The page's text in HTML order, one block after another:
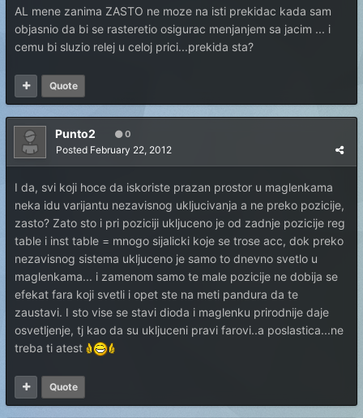
AL mene zanima ZASTO ne moze na isti prekidac kada sam
objasnio da bi se rasteretio osigurac menjanjem sa jacim ... i
cemu bi sluzio relej u celoj prici...prekida sta?
Quote
Punto2 0
Posted February 22, 2012
I da, svi koji hoce da iskoriste prazan prostor u maglenkama
neka idu varijantu nezavisnog ukljucivanja a ne preko pozicije,
zasto? Zato sto i pri poziciji ukljuceno je od zadnje pozicije reg
table i inst table = mnogo sijalicki koje se trose acc, dok preko
nezavisnog sistema ukljuceno je samo to dnevno svetlo u
maglenkama... i zamenom samo te male pozicije ne dobija se
efekat fara koji svetli i opet ste na meti pandura da te
zaustavi. I sto vise se stavi dioda i maglenku prirodnije daje
osvetljenje, tj kao da su ukljuceni pravi farovi..a poslastica...ne
treba ti atest
Quote